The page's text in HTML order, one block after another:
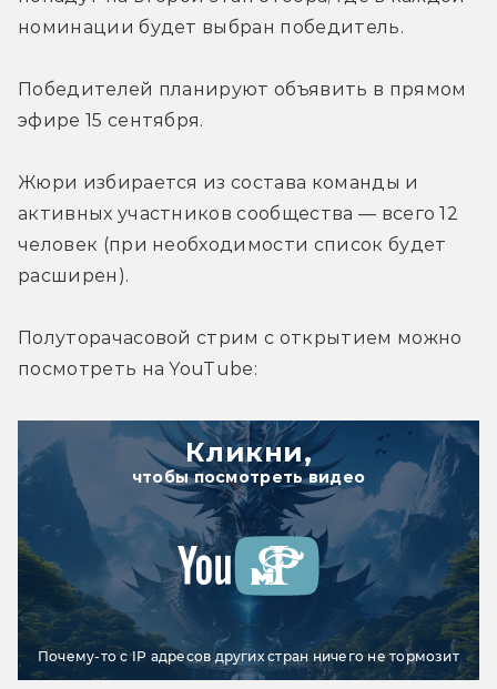
номинации будет выбран победитель.
Победителей планируют объявить в прямом
эфире 15 сентября.
Жюри избирается из состава команды и
активных участников сообщества — всего 12
человек (при необходимости список будет
расширен).
Полуторачасовой стрим с открытием можно
посмотреть на YouTube:
Кликни,
чтобы посмотреть видео
Почему-то с IP адресов других стран ничего не тормозит